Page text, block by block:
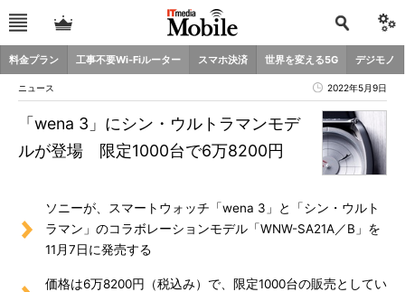
料金プラン 工事不要Wi-Fiルーター スマホ決済 世界を変える5G デジモノ
ニュース 2022年5月9日
「wena 3」にシン・ウルトラマンモデ
ルが登場 限定1000台で6万8200円
ソニーが、スマートウォッチ「wena 3」と「シン・ウルト
ラマン」のコラボレーションモデル「WNW-SA21A／B」を
11月7日に発売する
価格は6万8200円（税込み）で、限定1000台の販売としてい